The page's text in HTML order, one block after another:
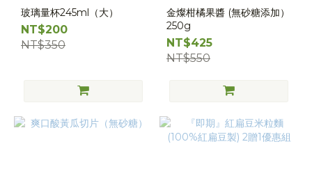
玻璃量杯245ml（大）
NT$200
NT$350
金燦柑橘果醬 (無砂糖添加）
250g
NT$425
NT$550